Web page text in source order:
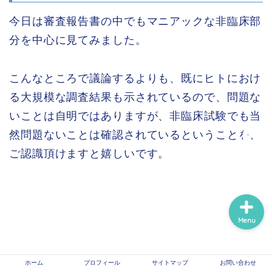
今日は審査報告書の中でもマニアックな非臨床部
分を中心に見てみました。
こんなところで議論するよりも、既にヒトにおけ
る大規模な調査結果も示されているので、問題な
いことは自明ではありますが、非臨床試験でも当
然問題ないことは確認されているということを、
ご認識頂けますと嬉しいです。
ホーム プロフィール サイトマップ お問い合わせ
Menu
プロフィール
サイトマップ
信頼できる医療情報系サ
イトのリンク